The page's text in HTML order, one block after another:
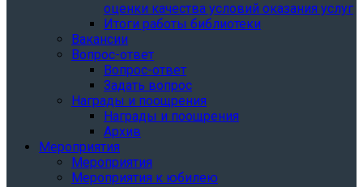
оценки качества условий оказания услуг
Итоги работы библиотеки
Вакансии
Вопрос-ответ
Вопрос-ответ
Задать вопрос
Награды и поощрения
Награды и поощрения
Архив
Мероприятия
Мероприятия
Мероприятия к юбилею